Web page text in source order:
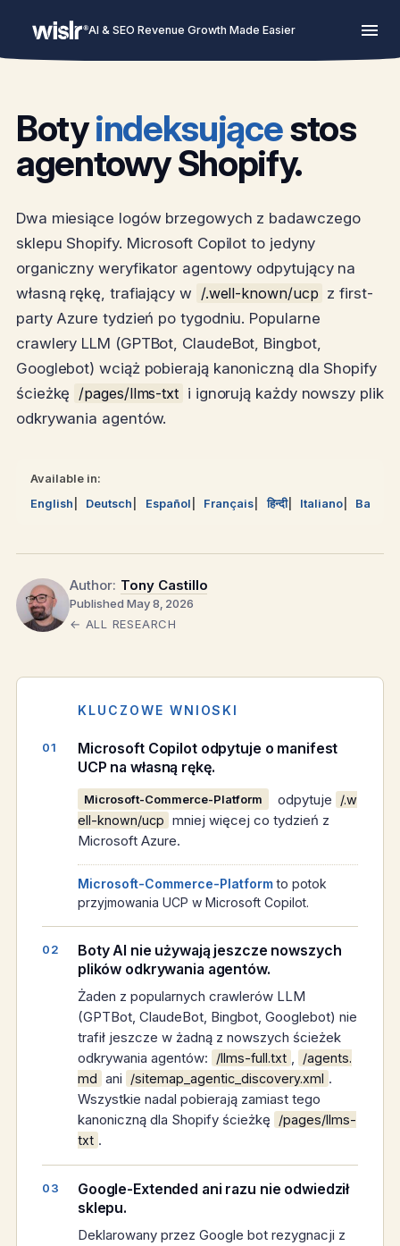
AI & SEO Revenue Growth Made Easier
Botyindeksującestos
agentowy Shopify.
Dwa miesiące logów brzegowych z badawczego
sklepu Shopify. Microsoft Copilot to jedyny
organiczny weryfikator agentowy odpytujący na
własną rękę, trafiający w /.well-known/ucp z first-
party Azure tydzień po tygodniu. Popularne
crawlery LLM (GPTBot, ClaudeBot, Bingbot,
Googlebot) wciąż pobierają kanoniczną dla Shopify
ścieżkę /pages/llms-txt i ignorują każdy nowszy plik
odkrywania agentów.
Available in:
English
Deutsch Español Français हिन्दी Italiano
Author: Tony Castillo
Published May 8, 2026
← ALL RESEARCH
KLUCZOWE WNIOSKI
Microsoft Copilot odpytuje o manifest
UCP na własną rękę.
Microsoft-Commerce-Platform odpytuje
/.w
ell-known/ucp mniej więcej co tydzień z
Microsoft Azure.
Microsoft-Commerce-Platformto potok
przyjmowania UCP w Microsoft Copilot.
Boty AI nie używają jeszcze nowszych
plików odkrywania agentów.
Żaden z popularnych crawlerów LLM
(GPTBot, ClaudeBot, Bingbot, Googlebot) nie
trafił jeszcze w żadną z nowszych ścieżek
odkrywania agentów:
/llms-full.txt ,
/agents.
md ani /sitemap_agentic_discovery.xml .
Wszystkie nadal pobierają zamiast tego
kanoniczną dla Shopify ścieżkę
/pages/llms-
txt .
Google-Extended ani razu nie odwiedził
sklepu.
Deklarowany przez Google bot rezygnacji z